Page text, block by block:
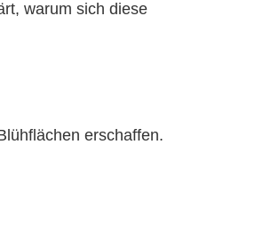
warum sich diese
erschaffen.